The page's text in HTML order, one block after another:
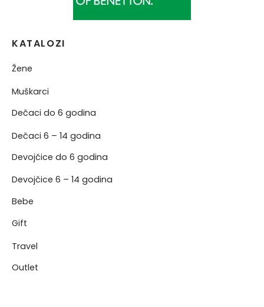
KATALOZI
Žene
Muškarci
Dečaci do 6 godina
Dečaci 6 – 14 godina
Devojčice do 6 godina
Devojčice 6 – 14 godina
Bebe
Gift
Travel
Outlet